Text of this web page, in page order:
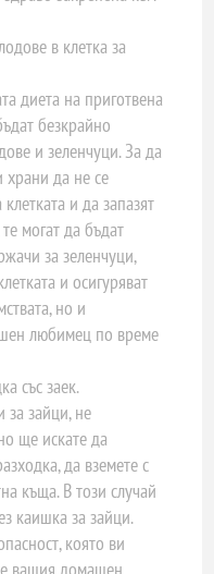
в клетка за
диета на приготвена
безкрайно
и зеленчуци. За да
храни да не се
и да запазят
могат да бъдат
за зеленчуци,
и осигуряват
но и
любимец по време
със заек.
за зайци, не
ще искате да
да вземете с
къща. В този случай
каишка за зайци.
която ви